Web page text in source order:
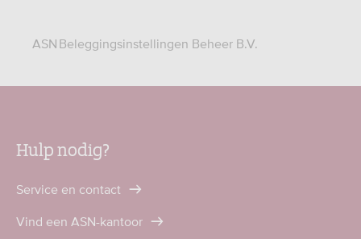
ASN Beleggingsinstellingen Beheer B.V.
Hulp nodig?
Service en contact
Vind een ASN-kantoor